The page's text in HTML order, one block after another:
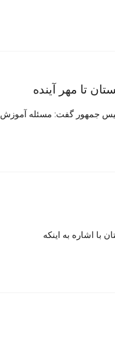
جمهور گفت: مسئله آموزش
اشاره به اینکه